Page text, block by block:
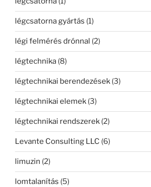
légcsatorna gyártás (1)
légi felmérés drónnal (2)
légtechnika (8)
légtechnikai berendezések (3)
légtechnikai elemek (3)
légtechnikai rendszerek (2)
Levante Consulting LLC (6)
limuzin (2)
lomtalanítás (5)